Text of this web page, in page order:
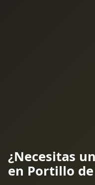
¿Necesitas
en Portillo de